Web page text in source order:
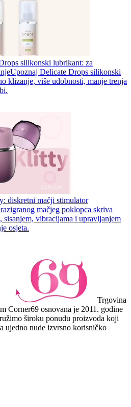
silikonski lubrikant: za
Upoznaj Delicate Drops silikonski
klizanje, više udobnosti, manje trenja
diskretni mačji stimulator
mačjeg poklopca skriva
sisanjem, vibracijama i upravljanjem
osjeta.
Trgovina
Corner69 osnovana je 2011. godine
široku ponudu proizvoda koji
ujedno nude izvrsno korisničko